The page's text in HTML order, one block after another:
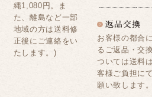
縄1,080円。ま
た、離島など一部
地域の方は送料修
正後にご連絡をい
たします。)
お客様の都合
るご返品・交
ついては送料
客様ご負担に
願い致します。